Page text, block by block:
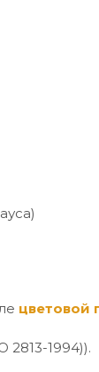
цветовой
2813-1994)).